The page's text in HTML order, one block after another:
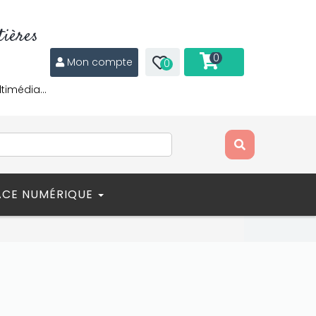
Mon compte 0 0
NUMÉRIQUE